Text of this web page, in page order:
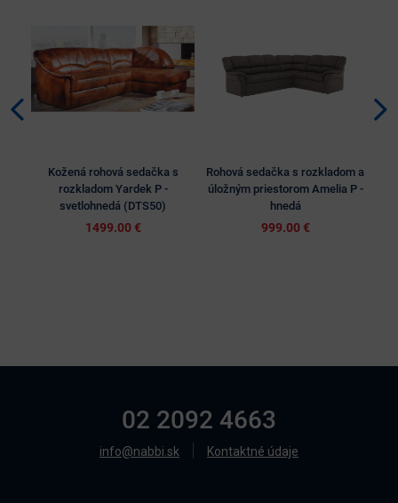
Kožená rohová sedačka s
rozkladom Yardek P -
svetlohnedá (DTS50)
1499.00 €
Rohová sedačka s rozkladom a
úložným priestorom Amelia P -
hnedá
999.00 €
02 2092 4663
info@nabbi.sk Kontaktné údaje